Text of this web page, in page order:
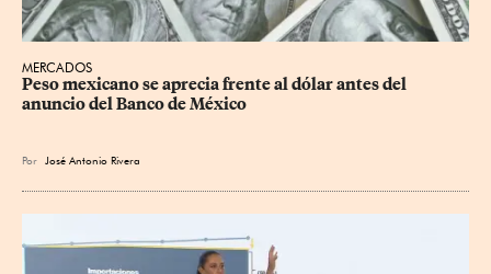
MERCADOS
Peso mexicano se aprecia frente al dólar antes del
anuncio del Banco de México
Por José Antonio Rivera